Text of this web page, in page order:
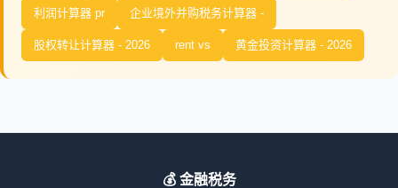
利润计算器 pr 企业境外并购税务计算器 -
股权转让计算器 - 2026 rent vs 黄金投资计算器 - 2026
💰 金融税务